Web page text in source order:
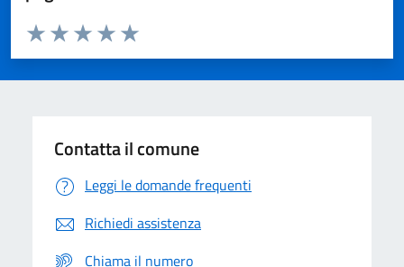
Domanda
Valuta da 1 a 5 stelle la pagina
Valuta 5 stelle su 5
Valuta 4 stelle su 5
Valuta 3 stelle su 5
Valuta 2 stelle su 5
Valuta 1 stelle su 5
Contatta il comune
Leggi le domande frequenti
Richiedi assistenza
Chiama il numero